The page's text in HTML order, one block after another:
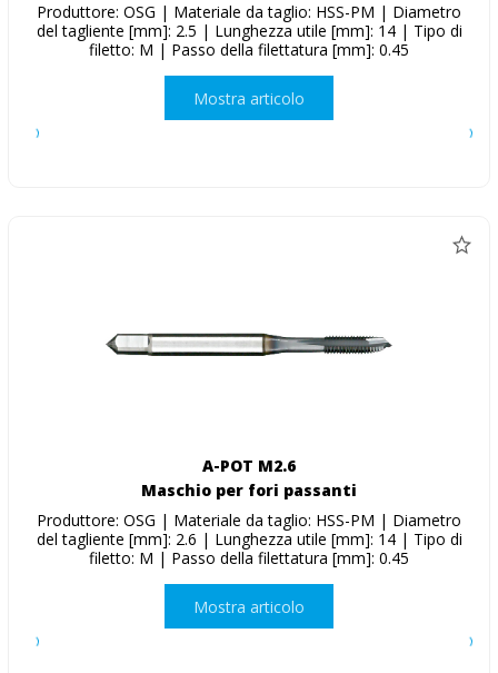
Produttore: OSG | Materiale da taglio: HSS-PM | Diametro
del tagliente [mm]: 2.5 | Lunghezza utile [mm]: 14 | Tipo di
filetto: M | Passo della filettatura [mm]: 0.45
Mostra articolo
A-POT M2.6
Maschio per fori passanti
Produttore: OSG | Materiale da taglio: HSS-PM | Diametro
del tagliente [mm]: 2.6 | Lunghezza utile [mm]: 14 | Tipo di
filetto: M | Passo della filettatura [mm]: 0.45
Mostra articolo